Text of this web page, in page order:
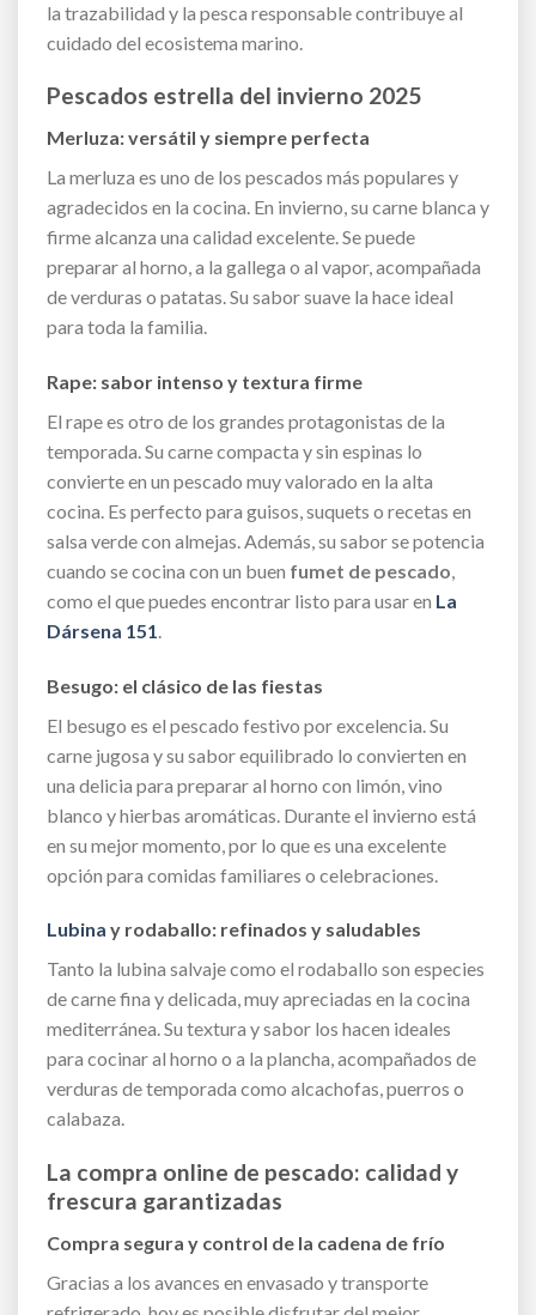
la trazabilidad y la pesca responsable contribuye al
cuidado del ecosistema marino.
Pescados estrella del invierno 2025
Merluza: versátil y siempre perfecta
La merluza es uno de los pescados más populares y
agradecidos en la cocina. En invierno, su carne blanca y
firme alcanza una calidad excelente. Se puede
preparar al horno, a la gallega o al vapor, acompañada
de verduras o patatas. Su sabor suave la hace ideal
para toda la familia.
Rape: sabor intenso y textura firme
El rape es otro de los grandes protagonistas de la
temporada. Su carne compacta y sin espinas lo
convierte en un pescado muy valorado en la alta
cocina. Es perfecto para guisos, suquets o recetas en
salsa verde con almejas. Además, su sabor se potencia
cuando se cocina con un buen fumet de pescado,
como el que puedes encontrar listo para usar en La
Dársena 151.
Besugo: el clásico de las fiestas
El besugo es el pescado festivo por excelencia. Su
carne jugosa y su sabor equilibrado lo convierten en
una delicia para preparar al horno con limón, vino
blanco y hierbas aromáticas. Durante el invierno está
en su mejor momento, por lo que es una excelente
opción para comidas familiares o celebraciones.
Lubina y rodaballo: refinados y saludables
Tanto la lubina salvaje como el rodaballo son especies
de carne fina y delicada, muy apreciadas en la cocina
mediterránea. Su textura y sabor los hacen ideales
para cocinar al horno o a la plancha, acompañados de
verduras de temporada como alcachofas, puerros o
calabaza.
La compra online de pescado: calidad y
frescura garantizadas
Compra segura y control de la cadena de frío
Gracias a los avances en envasado y transporte